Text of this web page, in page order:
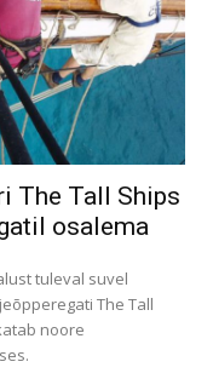
The Tall Ships
osalema
tuleval suvel
The Tall
noore